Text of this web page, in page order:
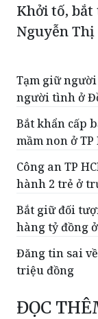
Khởi tố, bắt
Nguyễn
Tạm giữ
người tình ở
Bắt khẩn cấp
mầm non ở TP
Công an TP
hành 2 trẻ ở
Bắt giữ đối
hàng tỷ đồng
Đăng tin sai
triệu đồng
ĐỌC